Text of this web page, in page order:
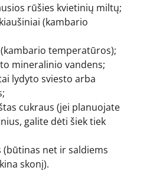
rūšies kvietinių miltų;
(kambario
temperatūros);
mineralinio vandens;
lydyto sviesto arba
cukraus (jei planuojate
galite dėti šiek tiek
net ir saldiems
skonį).